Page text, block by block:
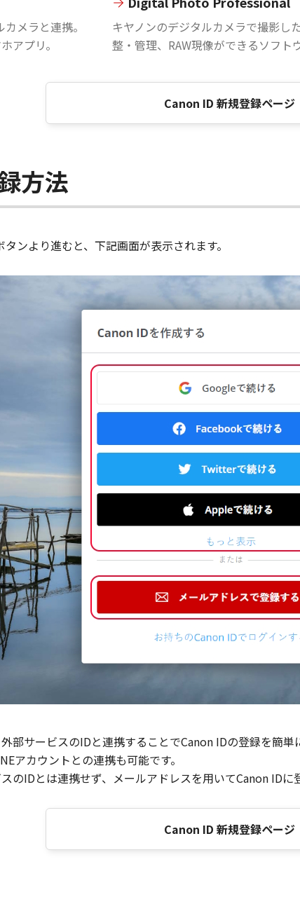
メラと連携。
アプリ。
キヤノンのデジタルカメラで撮影し
整・管理、RAW現像ができるソフト
Canon ID 新規登録ページ
方法
タンより進むと、下記画面が表示されます。
サービスのIDと連携することでCanon IDの登録を簡単
アカウントとの連携も可能です。
IDとは連携せず、メールアドレスを用いてCanon IDに
Canon ID 新規登録ページ